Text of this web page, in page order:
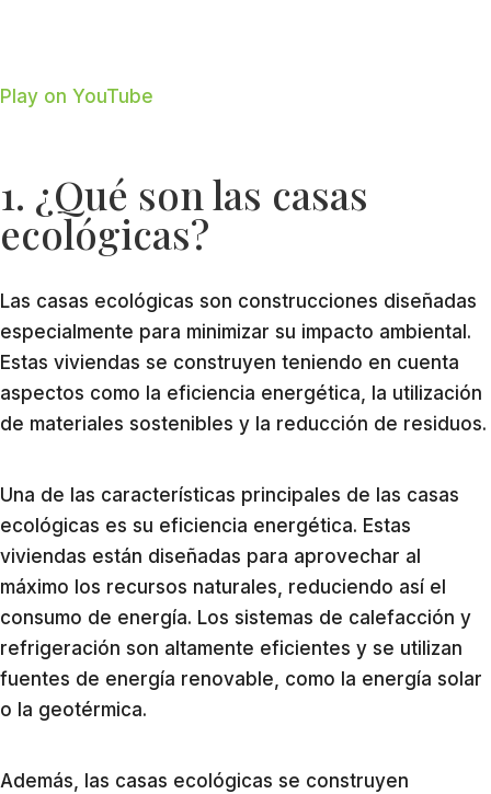
Play on YouTube
1. ¿Qué son las casas
ecológicas?
Las casas ecológicas son construcciones diseñadas
especialmente para minimizar su impacto ambiental.
Estas viviendas se construyen teniendo en cuenta
aspectos como la eficiencia energética, la utilización
de materiales sostenibles y la reducción de residuos.
Una de las características principales de las casas
ecológicas es su eficiencia energética. Estas
viviendas están diseñadas para aprovechar al
máximo los recursos naturales, reduciendo así el
consumo de energía. Los sistemas de calefacción y
refrigeración son altamente eficientes y se utilizan
fuentes de energía renovable, como la energía solar
o la geotérmica.
Además, las casas ecológicas se construyen